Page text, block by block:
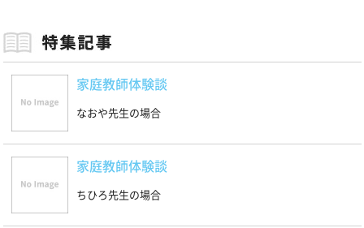
家庭教師体験談
なおや先生の場合
家庭教師体験談
ちひろ先生の場合